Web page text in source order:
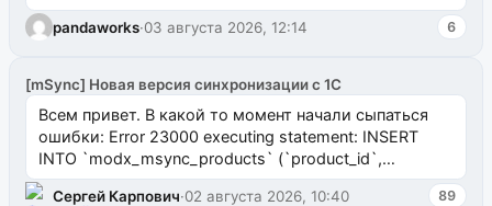
pandaworks·03 августа 2026, 12:14 6
[mSync] Новая версия синхронизации с 1С
Всем привет. В какой то момент начали сыпаться
ошибки: Error 23000 executing statement: INSERT
INTO `modx_msync_products` (`product_id`,
`uuid_1c`) VALUES ...
Сергей Карпович·02 августа 2026, 10:40 89